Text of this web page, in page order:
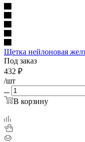
Щетка нейлоновая
Под заказ
432 ₽
/шт
В корзину